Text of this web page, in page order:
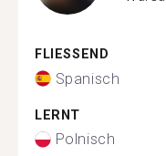
FLIESSEND
Spanisch
LERNT
Polnisch